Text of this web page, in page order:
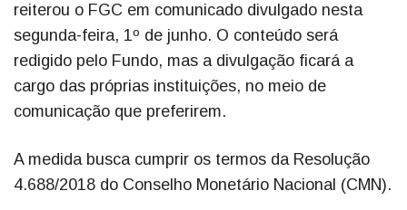
reiterou o FGC em comunicado divulgado nesta
segunda-feira, 1º de junho. O conteúdo será
redigido pelo Fundo, mas a divulgação ficará a
cargo das próprias instituições, no meio de
comunicação que preferirem.
A medida busca cumprir os termos da Resolução
4.688/2018 do Conselho Monetário Nacional (CMN).